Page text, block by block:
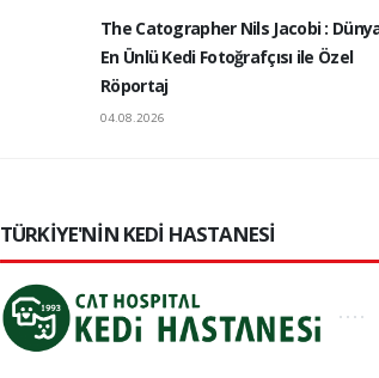
The Catographer Nils Jacobi :
En Ünlü Kedi Fotoğrafçısı ile Özel
Röportaj
04.08.2026
TÜRKİYE'NİN KEDİ HASTANESİ